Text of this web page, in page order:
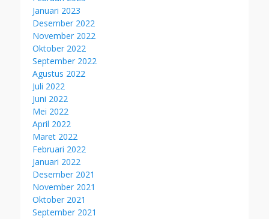
Januari 2023
Desember 2022
November 2022
Oktober 2022
September 2022
Agustus 2022
Juli 2022
Juni 2022
Mei 2022
April 2022
Maret 2022
Februari 2022
Januari 2022
Desember 2021
November 2021
Oktober 2021
September 2021